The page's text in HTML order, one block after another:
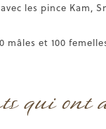
les pince
mâles et 100
qui ont